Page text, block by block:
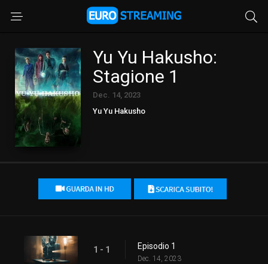
Yu Yu Hakusho:
Stagione 1
Dec. 14, 2023
Yu Yu Hakusho
1 - 1 Episodio 1
Dec. 14, 2023